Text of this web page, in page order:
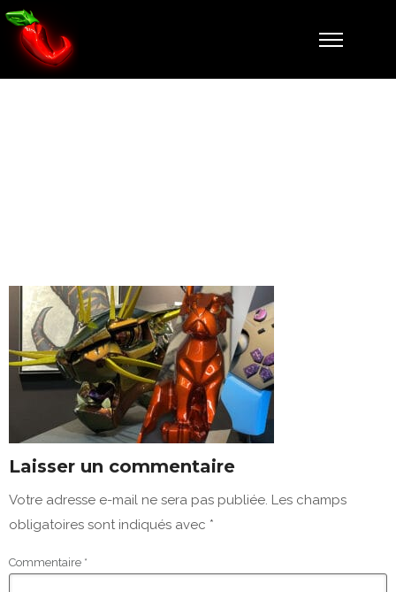
Laisser un commentaire
Votre adresse e-mail ne sera pas publiée. Les champs
obligatoires sont indiqués avec *
Commentaire *